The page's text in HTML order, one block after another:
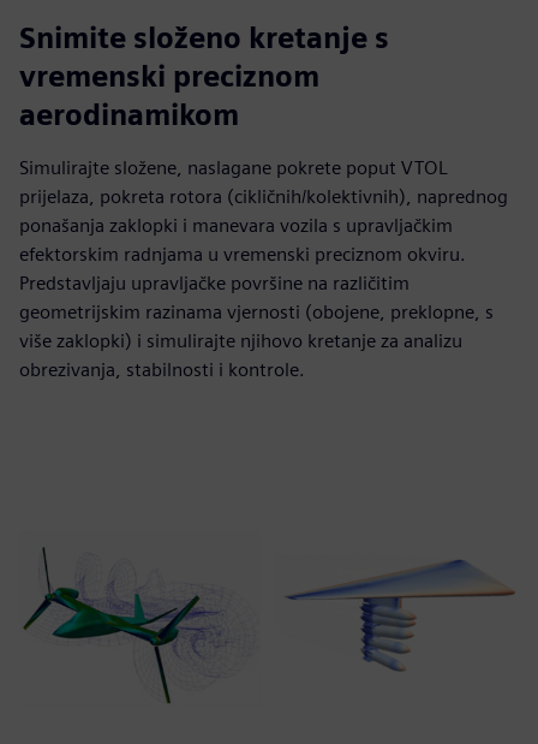
Snimite složeno kretanje s
vremenski preciznom
aerodinamikom
Simulirajte složene, naslagane pokrete poput VTOL
prijelaza, pokreta rotora (cikličnih/kolektivnih), naprednog
ponašanja zaklopki i manevara vozila s upravljačkim
efektorskim radnjama u vremenski preciznom okviru.
Predstavljaju upravljačke površine na različitim
geometrijskim razinama vjernosti (obojene, preklopne, s
više zaklopki) i simulirajte njihovo kretanje za analizu
obrezivanja, stabilnosti i kontrole.